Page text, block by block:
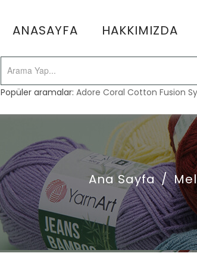
ANASAYFA HAKKIMIZDA
Popüler aramalar:Adore Coral Cotton Fusion
Ana Sayfa /